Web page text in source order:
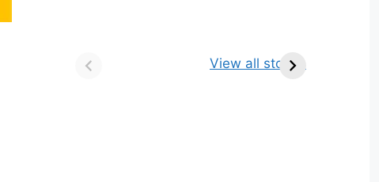
View all stories
किसे कहते है? परिभाषा,
ज्योतिर्लिंग | नाम, स्थान एवं